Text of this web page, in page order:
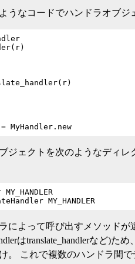
うなコードでハンドラオブジ
= MyHandler.new
ジェクトを次のようなディ
MY_HANDLER
によって呼び出すメソッドが
はtranslate_handlerなど)た
。 これで複数のハンドラ間で